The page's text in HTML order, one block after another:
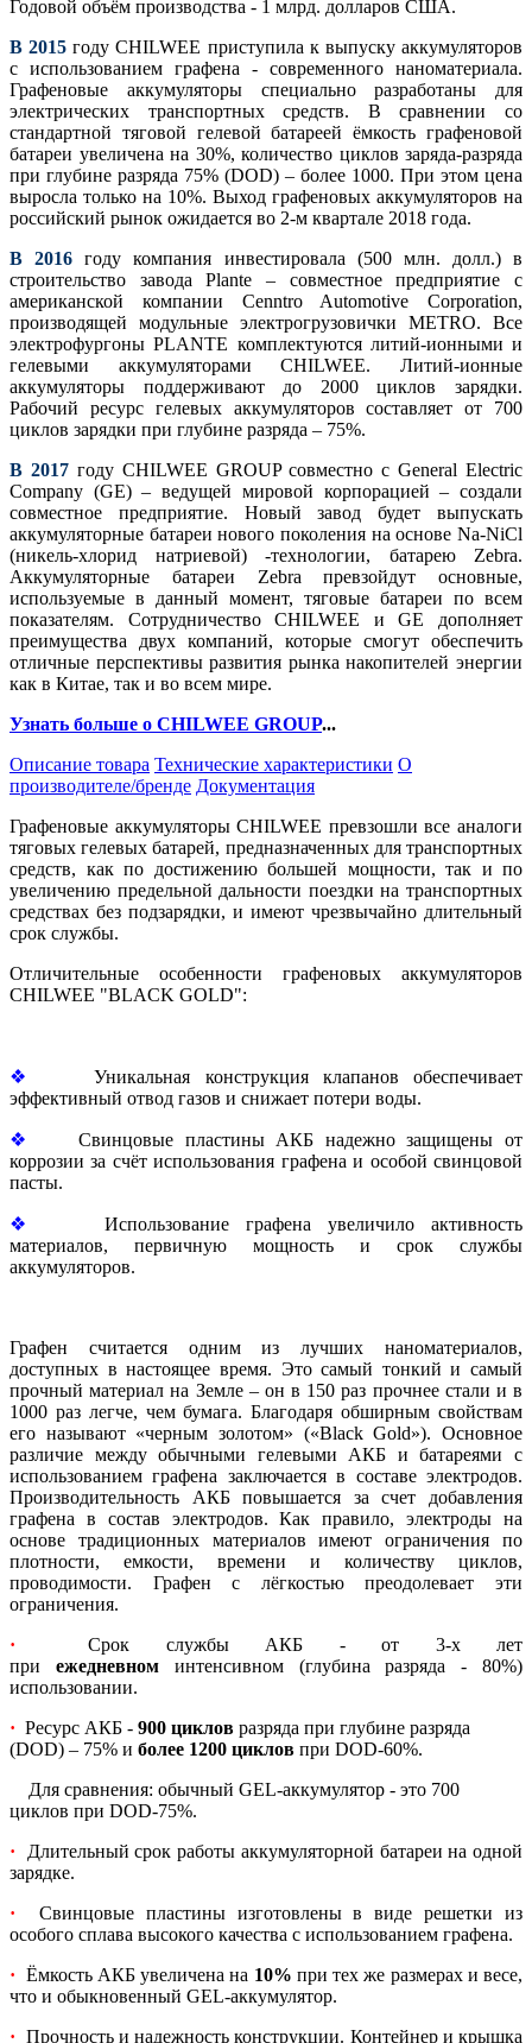
Годовой объём производства - 1 млрд. долларов США.
В 2015 году CHILWEE приступила к выпуску аккумуляторов
с использованием графена - современного наноматериала.
Графеновые аккумуляторы специально разработаны для
электрических транспортных средств. В сравнении со
стандартной тяговой гелевой батареей ёмкость графеновой
батареи увеличена на 30%, количество циклов заряда-разряда
при глубине разряда 75% (DOD) – более 1000. При этом цeна
выросла только на 10%. Выход графеновых аккумуляторов на
российский рынок ожидается во 2-м квартале 2018 года.
В 2016году компания инвестировала (500 млн. долл.) в
строительство завода Plante – совместное предприятие с
американской компании Cenntro Automotive Corporation,
производящей модульные электрогрузовички METRO. Все
электрофургоны PLANTE комплектуются литий-ионными и
гелевыми аккумуляторами CHILWEE. Литий-ионные
аккумуляторы поддерживают до 2000 циклов зарядки.
Рабочий ресурс гелевых аккумуляторов составляет от 700
циклов зарядки при глубине разряда – 75%.
В 2017 году CHILWEE GROUP совместно с General Electric
Company (GE) – ведущей мировой корпорацией – создали
совместное предприятие. Новый завод будет выпускать
аккумуляторные батареи нового поколения на основе Na-NiCl
(никель-хлорид натриевой) -технологии, батарею Zebra.
Аккумуляторные батареи Zebra превзойдут основные,
используемые в данный момент, тяговые батареи по всем
показателям. Сотрудничество CHILWEE и GE дополняет
преимущества двух компаний, которые смогут обеспечить
отличные перспективы развития рынка накопителей энергии
как в Китае, так и во всем мире.
Узнать больше о CHILWEE GROUP...
Описание товара Технические характеристики О
производителе/бренде Документация
Графеновые аккумуляторы CHILWEE превзошли все аналоги
тяговых гелевых батарей, предназначенных для транспортных
средств, как по достижению большей мощности, так и по
увеличению предельной дальности поездки на транспортных
средствах без подзарядки, и имеют чрезвычайно длительный
срок службы.
Отличительные особенности графеновых аккумуляторов
CHILWEE "BLACK GOLD":
❖Уникальная конструкция клапанов обеспечивает
эффективный отвод газов и снижает потери воды.
❖
Свинцовые пластины АКБ надежно защищены от
коррозии за счёт использования графена и особой свинцовой
пасты.
❖ Использование графена увеличило активность
материалов, первичную мощность и срок службы
аккумуляторов.
Графен считается одним из лучших наноматериалов,
доступных в настоящее время. Это самый тонкий и самый
прочный материал на Земле – он в 150 раз прочнее стали и в
1000 раз легче, чем бумага. Благодаря обширным свойствам
его называют «черным золотом» («Black Gold»). Основное
различие между обычными гелевыми АКБ и батареями с
использованием графена заключается в составе электродов.
Производительность АКБ повышается за счет добавления
графена в состав электродов. Как правило, электроды на
основе традиционных материалов имеют ограничения по
плотности, емкости, времени и количеству циклов,
проводимости. Графен с лёгкостью преодолевает эти
ограничения.
· Срок службы АКБ - от 3-х лет
при ежедневном интенсивном (глубина разряда - 80%)
использовании.
· Ресурс АКБ - 900 циклов разряда при глубине разряда
(DOD) – 75% и более 1200 циклов при DOD-60%.
Для сравнения: обычный GEL-аккумулятор - это 700
циклов при DOD-75%.
· Длительный срок работы аккумуляторной батареи на одной
зарядке.
· Свинцовые пластины изготовлены в виде решетки из
особого сплава высокого качества с использованием графена.
· Ёмкость АКБ увеличена на 10% при тех же размерах и весе,
что и обыкновенный GEL-аккумулятор.
· Прочность и надежность конструкции. Контейнер и крышка